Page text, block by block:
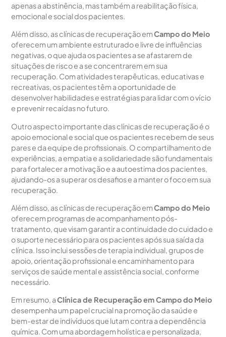
apenas a abstinência, mas também a reabilitação física,
emocional e social dos pacientes.
Além disso, as clínicas de recuperação emCampo do Meio
oferecem um ambiente estruturado e livre de influências
negativas, o que ajuda os pacientes a se afastarem de
situações de risco e a se concentrarem em sua
recuperação. Com atividades terapêuticas, educativas e
recreativas, os pacientes têm a oportunidade de
desenvolver habilidades e estratégias para lidar com o vício
e prevenir recaídas no futuro.
Outro aspecto importante das clínicas de recuperação é o
apoio emocional e social que os pacientes recebem de seus
pares e da equipe de profissionais. O compartilhamento de
experiências, a empatia e a solidariedade são fundamentais
para fortalecer a motivação e a autoestima dos pacientes,
ajudando-os a superar os desafios e a manter o foco em sua
recuperação.
Além disso, as clínicas de recuperação emCampo do Meio
oferecem programas de acompanhamento pós-
tratamento, que visam garantir a continuidade do cuidado e
o suporte necessário para os pacientes após sua saída da
clínica. Isso inclui sessões de terapia individual, grupos de
apoio, orientação profissional e encaminhamento para
serviços de saúde mental e assistência social, conforme
necessário.
Em resumo, aClínica de Recuperação em Campo do Meio
desempenha um papel crucial na promoção da saúde e
bem-estar de indivíduos que lutam contra a dependência
química. Com uma abordagem holística e personalizada,